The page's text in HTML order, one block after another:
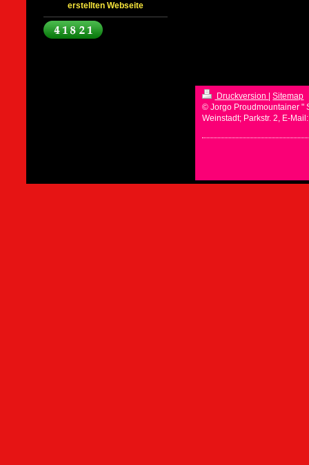
erstellten Webseite
Druckversion
Sitemap
© Jorgo Proudmountainer "
Weinstadt; Parkstr. 2, E-